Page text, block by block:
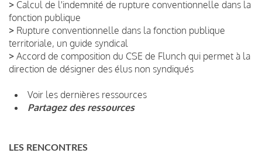
> Calcul de l'indemnité de rupture conventionnelle dans la
fonction publique
> Rupture conventionnelle dans la fonction publique
territoriale, un guide syndical
> Accord de composition du CSE de Flunch qui permet à la
direction de désigner des élus non syndiqués
Voir les dernières ressources
Partagez des ressources
LES RENCONTRES